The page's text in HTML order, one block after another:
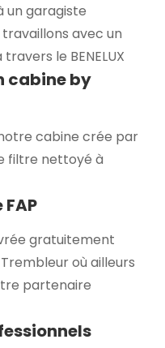
un garagiste
avec un
le BENELUX
cabine by
cabine crée par
filtre nettoyé à
gratuitement
où ailleurs
partenaire